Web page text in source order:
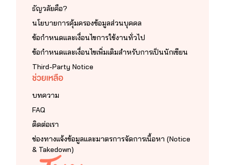
ธัญวลัยคือ?
นโยบายการคุ้มครองข้อมูลส่วนบุคคล
ข้อกำหนดและเงื่อนไขการใช้งานทั่วไป
ข้อกำหนดและเงื่อนไขเพิ่มเติมสำหรับการเป็นนักเขียน
Third-Party Notice
ช่วยเหลือ
บทความ
FAQ
ติดต่อเรา
ช่องทางแจ้งข้อมูลและมาตรการจัดการเนื้อหา (Notice
& Takedown)